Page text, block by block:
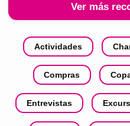
Ver más
Actividades
Compras
Entrevistas